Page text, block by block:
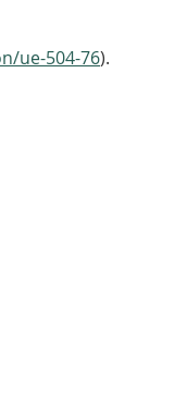
ue-504-76).